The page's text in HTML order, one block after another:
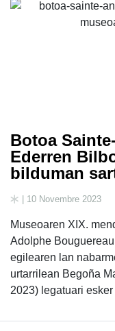
Botoa
Ederren
bilduman
| 10 Novembre 2023
Museoaren XIX.
Adolphe
egilearen lan
urtarrilean Begoña
2023) legatuari